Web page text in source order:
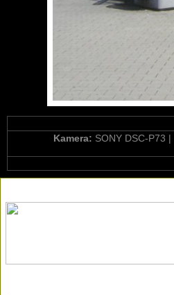
Kamera: SONY DSC-P73 |